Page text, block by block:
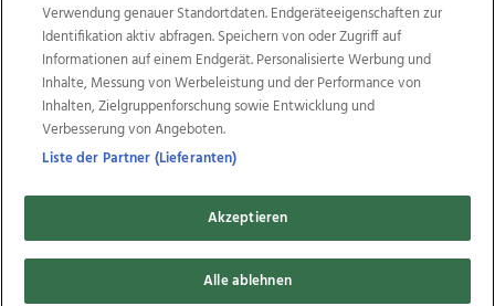
Weitere Angebote des Medienhauses Wimmer
TV1 di-mog-i.at OÖNow
Ischler Woche
Life Radio
OÖNachrichten
OÖN Immobilien
OÖN Karriere
OÖN Reise
Promenaden Galerien
Regionaljobs
wasistlos.at wirtrauern.at
Copyrights © 2026 Tips Zeitungs GmbH & Co KG
developed by
Verwendung genauer Standortdaten. Endgeräteeigenschaften zur
Identifikation aktiv abfragen. Speichern von oder Zugriff auf
Informationen auf einem Endgerät. Personalisierte Werbung und
Inhalte, Messung von Werbeleistung und der Performance von
Inhalten, Zielgruppenforschung sowie Entwicklung und
Verbesserung von Angeboten.
Liste der Partner (Lieferanten)
Akzeptieren
Alle ablehnen